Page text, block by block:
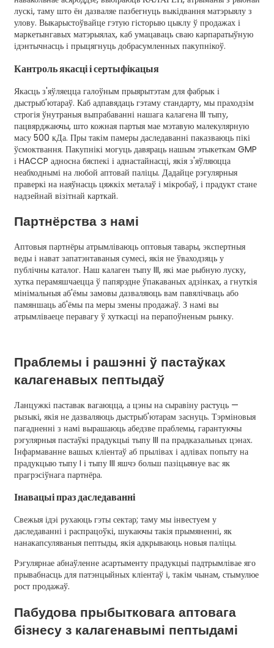
лускі, таму што ён дазваляе пазбегнуць выкідвання матэрыялу з
улову. Выкарыстоўвайце гэтую гісторыю цыклу ў продажах і
маркетынгавых матэрыялах, каб умацаваць сваю карпаратыўную
ідэнтычнасць і прыцягнуць добрасумленных пакупнікоў.
Кантроль якасці і сертыфікацыя
Якасць з'яўляецца галоўным прыярытэтам для фабрык і
дыстрыб'ютараў. Каб адпавядаць гэтаму стандарту, мы праходзім
строгія ўнутраныя выпрабаванні нашага калагена III тыпу,
пацвярджаючы, што кожная партыя мае мэтавую малекулярную
масу 500 кДа. Пры такім памеры даследаванні паказваюць пікі
ўсмоктвання. Пакупнікі могуць давяраць нашым этыкеткам GMP
і HACCP адносна бяспекі і аднастайнасці, якія з'яўляюцца
неабходнымі на любой аптовай паліцы. Дадайце рэгулярныя
праверкі на наяўнасць цяжкіх металаў і мікробаў, і прадукт стане
надзейнай візітнай карткай.
Партнёрства з намі
Аптовыя партнёры атрымліваюць оптовыя тавары, экспертныя
веды і нават запатэнтаваныя сумесі, якія не ўваходзяць у
публічны каталог. Наш калаген тыпу III, які мае рыбную луску,
хутка перамяшчаецца ў папярэдне ўпакаваных адзінках, а гнуткія
мінімальныя аб'ёмы замовы дазваляюць вам павялічваць або
памяншаць аб'ёмы па меры змены продажаў. З намі вы
атрымліваеце перавагу ў хуткасці на перапоўненым рынку.
Праблемы і рашэнні ў пастаўках
калагенавых пептыдаў
Ланцужкі паставак вагаюцца, а цэны на сыравіну растуць —
рызыкі, якія не дазваляюць дыстрыб'ютарам заснуць. Тэрміновыя
пагадненні з намі вырашаюць абедзве праблемы, гарантуючы
рэгулярныя пастаўкі прадукцыі тыпу III па прадказальных цэнах.
Інфармаванне вашых кліентаў аб прылівах і адлівах попыту на
прадукцыю тыпу I і тыпу III яшчэ больш пазіцыянуе вас як
прагрэсіўнага партнёра.
Інавацыі праз даследаванні
Свежыя ідэі рухаюць гэты сектар; таму мы інвестуем у
даследаванні і распрацоўкі, шукаючы такія прымяненні, як
нанакапсуляваныя пептыды, якія адкрываюць новыя паліцы.
Рэгулярнае абнаўленне асартыменту прадукцыі падтрымлівае яго
прывабнасць для патэнцыйных кліентаў і, такім чынам, стымулюе
рост продажаў.
Пабудова прыбытковага аптовага
бізнесу з калагенавымі пептыдамі